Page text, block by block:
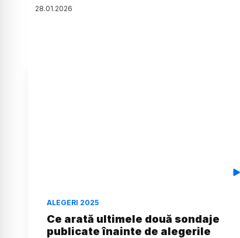
28.01.2026
ALEGERI 2025
Ce arată ultimele două sondaje
publicate înainte de alegerile